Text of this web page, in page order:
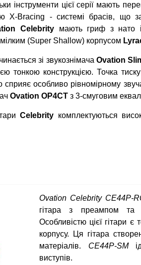
інструменти цієї серії мають
X-Bracing - системі брасів, що
Celebrityмають гриф з нато і,
(Super Shallow) корпусом
зі звукознімача Ovation
тонкою конструкцією. Точка
сприяє особливо рівномірному
Ovation OP4CT з 3-смуговим
Celebrity комплектуються
Ovation Celebrity CE44P-
гітара з преампом та
Особливістю цієї гітари
корпусу. Ця гітара
матеріалів. CE44P-SM
виступів.